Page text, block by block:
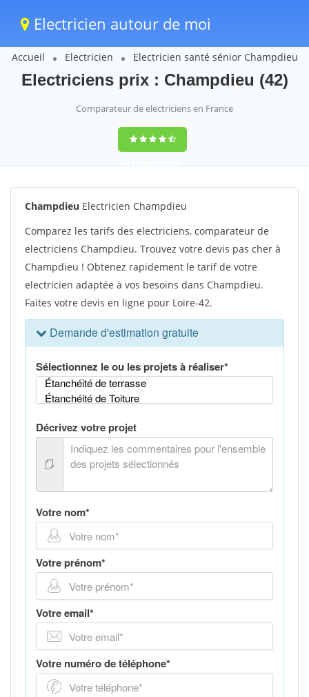
Electricien autour de moi
Accueil Electricien Electricien santé sénior Champdieu
Electriciens prix : Champdieu (42)
Comparateur de electriciens en France
9,2(100%)1242
votes
Champdieu Electricien Champdieu
Comparez les tarifs des electriciens, comparateur de
electriciens Champdieu. Trouvez votre devis pas cher à
Champdieu ! Obtenez rapidement le tarif de votre
electricien adaptée à vos besoins dans Champdieu.
Faites votre devis en ligne pour Loire-42.